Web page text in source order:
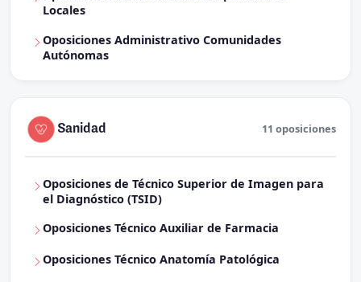
Locales
Oposiciones Administrativo Comunidades
Autónomas
Sanidad 11 oposiciones
Oposiciones de Técnico Superior de Imagen para
el Diagnóstico (TSID)
Oposiciones Técnico Auxiliar de Farmacia
Oposiciones Técnico Anatomía Patológica